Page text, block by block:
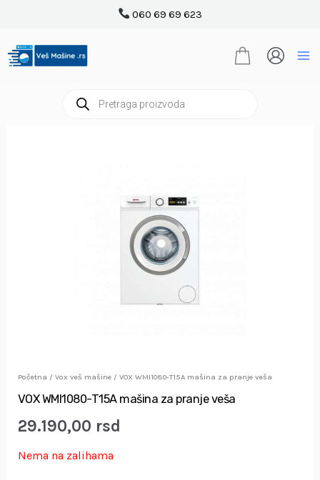
sadržaj
060 69 69 623
search
Početna / Vox veš mašine/ VOX WMI1080-T15A mašina za pranje veša
VOX WMI1080-T15A mašina za pranje veša
29.190,00 rsd
Nema na zalihama